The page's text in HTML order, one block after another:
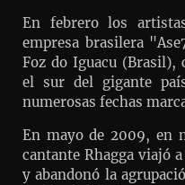
En febrero los
empresa brasilera
Foz do Iguacu (Brasil),
el sur del gigante
numerosas fechas
En mayo de 2009, en
cantante Rhagga viajó
y abandonó la